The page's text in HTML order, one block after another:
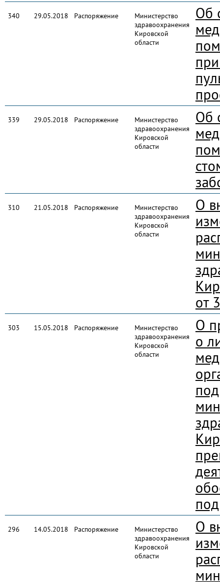
340 29.05.2018 Распоряжение
Министерство
здравоохранения
Кировской
области
Об
339 29.05.2018 Распоряжение
Министерство
здравоохранения
Кировской
области
Об
310 21.05.2018 Распоряжение
Министерство
здравоохранения
Кировской
области
О
от
303 15.05.2018 Распоряжение
Министерство
здравоохранения
Кировской
области
О
о
296 14.05.2018 Распоряжение
Министерство
здравоохранения
Кировской
области
О